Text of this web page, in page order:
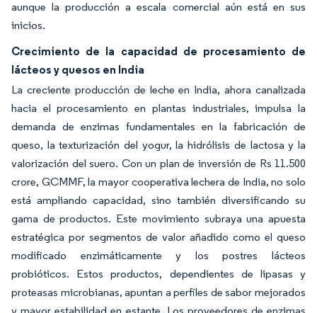
aunque la producción a escala comercial aún está en sus
inicios.
Crecimiento de la capacidad de procesamiento de
lácteos y quesos en India
La creciente producción de leche en India, ahora canalizada
hacia el procesamiento en plantas industriales, impulsa la
demanda de enzimas fundamentales en la fabricación de
queso, la texturización del yogur, la hidrólisis de lactosa y la
valorización del suero. Con un plan de inversión de Rs 11.500
crore, GCMMF, la mayor cooperativa lechera de India, no solo
está ampliando capacidad, sino también diversificando su
gama de productos. Este movimiento subraya una apuesta
estratégica por segmentos de valor añadido como el queso
modificado enzimáticamente y los postres lácteos
probióticos. Estos productos, dependientes de lipasas y
proteasas microbianas, apuntan a perfiles de sabor mejorados